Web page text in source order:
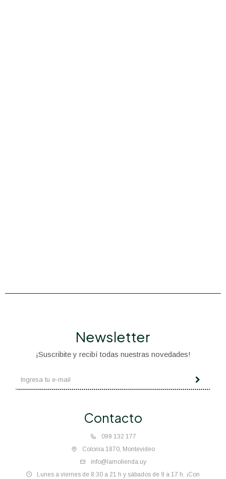
Contacto
099 132 177
Colonia 1870, Montevideo
info@lamolienda.uy
Lunes a viernes de 8:30 a 21 h y sábados de 9 a 17 h. ¡Con
Newsletter
¡Suscribite y recibí todas nuestras novedades!